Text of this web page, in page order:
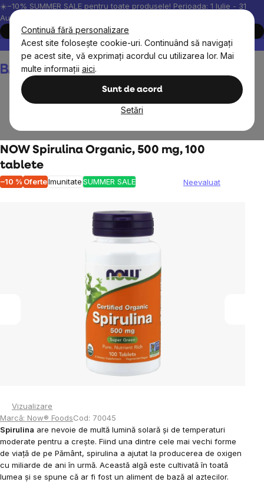
Continuă fără personalizare
Acest site folosește cookie-uri. Continuând să navigați
pe acest site, vă exprimați acordul cu utilizarea lor. Mai
multe informații aici.
Sunt de acord
Setări
Treci
la
conținut
☀️−10% SUMMER SALE pentru toate produsele! Perioada: 1 Iulie - 31
August, 2026.
Cumpără acum
Peste 200.000 de recenzii verificate
Produsele noastre sunt
Coş
de
NOW Spirulina Organic, 500 mg, 100
tablete
–10 % OferteImunitateSUMMER SALE
Evaluarea
a
produsului
este
0,0
5
stele.
Neevaluat
Vizualizare
Marcă: Now® FoodsCod: 70045
Spirulina are nevoie de multă lumină solară și de temperaturi
moderate pentru a crește. Fiind una dintre cele mai vechi forme
de viață de pe Pământ, spirulina a ajutat la producerea de oxigen
cu miliarde de ani în urmă. Această algă este cultivată în toată
lumea și se spune că ar fi fost un aliment de bază al aztecilor.